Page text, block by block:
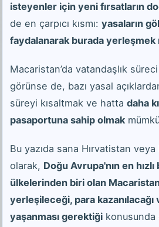
isteyenler için yeni fırsatların
de en çarpıcı kısmı: yasaların
faydalanarak burada yerleşmek
Macaristan’da vatandaşlık
görünse de, bazı yasal
süreyi kısaltmak ve hatta daha
pasaportuna sahip olmak
Bu yazıda sana Hırvatistan veya
olarak, Doğu Avrupa'nın en
ülkelerinden biri olan
yerleşileceği, para
yaşanması gerektiği konusunda